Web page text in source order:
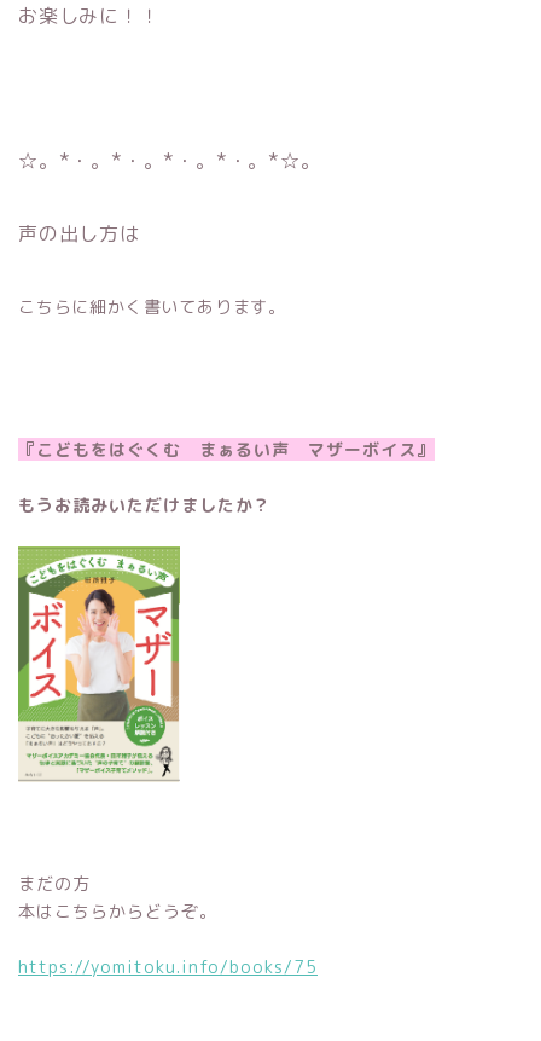
お楽しみに！！
☆。*・。*・。*・。*・。*☆。
声の出し方は
こちらに細かく書いてあります。
『こどもをはぐくむ まぁるい声 マザーボイス』
もうお読みいただけましたか？
まだの方
本はこちらからどうぞ。
https://yomitoku.info/books/75